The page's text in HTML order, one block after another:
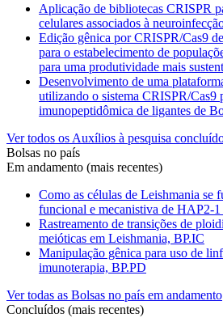
Aplicação de bibliotecas CRISPR
celulares associados à
Edição gênica por CRISPR/Cas9
para o estabelecimento de
para uma produtividade mais
Desenvolvimento de uma
utilizando o sistema CRISPR/Cas9
imunopeptidômica de ligantes de
Ver todos os Auxílios à pesquisa
Bolsas no país
Em andamento (mais recentes)
Como as células de Leishmania se
funcional e mecanistiva de HAP2-
Rastreamento de transições de
meióticas em Leishmania, BP.IC
Manipulação gênica para uso de
imunoterapia, BP.PD
Ver todas as Bolsas no país em andamento
Concluídos (mais recentes)